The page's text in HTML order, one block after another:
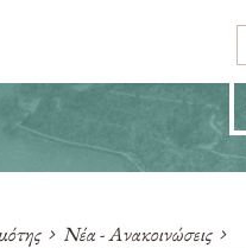
Νέα - Ανακοινώσεις